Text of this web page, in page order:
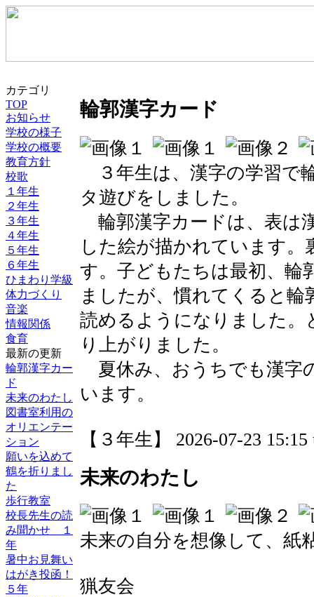
カテゴリ
TOP
お知らせ
学校の様子
学校の概要
教育方針
校歌
１年生
２年生
３年生
４年生
５年生
６年生
ひまわり学級
体力づくり
音楽
情報関係
食育
最新の更新
輪郭漢字カー
ド
未来のわたし
図書室利用の
オリエンテー
ション
願いを込めて
鶴を折りまし
た
歩行教室
校長先生の読
み聞かせ １
年
暑中お見舞い
はがき投函！
５年
輪郭漢字カード
３年生は、漢字の学習で
タ遊びをしました。
輪郭漢字カードは、表は
した絵が描かれています
す。子どもたちは最初、輪
ましたが、慣れてくると
読めるようになりました
り上がりました。
夏休み、おうちでも漢字
います。
【３年生】 2026-07-23 15:15
未来のわたし
未来の自分を想像して、紙
猟友会